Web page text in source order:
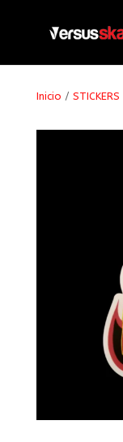
Inicio / STICKERS